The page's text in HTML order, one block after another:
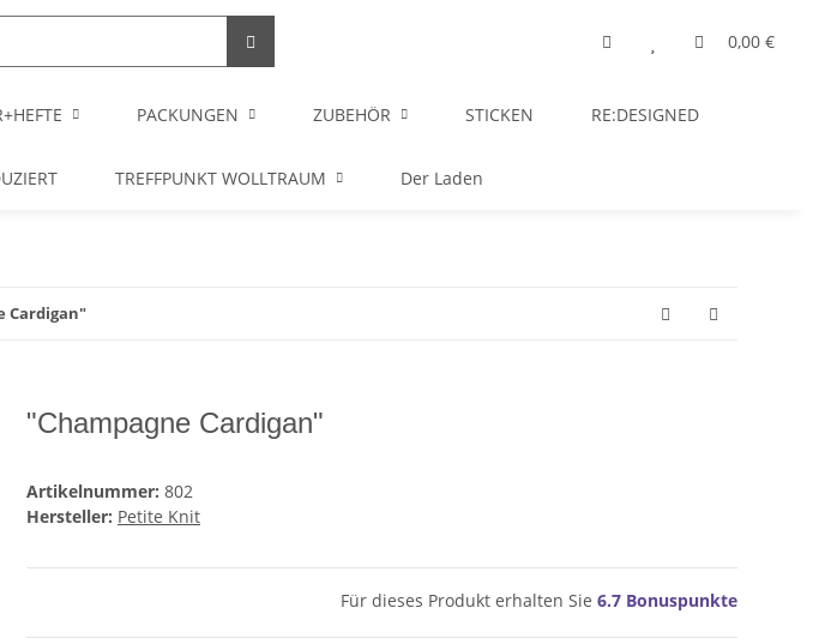
0,00 €
PACKUNGEN ZUBEHÖR STICKEN RE:DESIGNED
TREFFPUNKT WOLLTRAUM Der Laden
Cardigan"
"Champagne Cardigan"
Artikelnummer: 802
Hersteller: Petite Knit
Für dieses Produkt erhalten Sie 6.7 Bonuspunkte